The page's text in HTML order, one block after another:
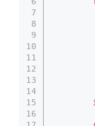
7
8
9
10
11
12
13
14
15
16